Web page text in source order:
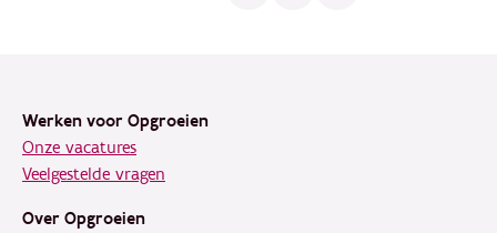
Werken voor Opgroeien
Onze vacatures
Veelgestelde vragen
Over Opgroeien